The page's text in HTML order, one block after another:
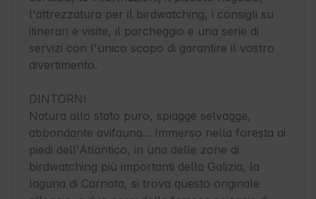
l'attrezzatura per il birdwatching, i consigli su
itinerari e visite, il parcheggio e una serie di
servizi con l'unico scopo di garantire il vostro
divertimento.
DINTORNI
Natura allo stato puro, spiagge selvagge,
abbondante avifauna... Immerso nella foresta ai
piedi dell'Atlantico, in una delle zone di
birdwatching più importanti della Galizia, la
laguna di Carnota, si trova questo originale